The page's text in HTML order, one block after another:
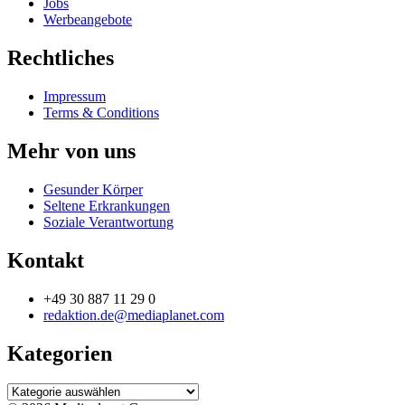
Jobs
Werbeangebote
Rechtliches
Impressum
Terms & Conditions
Mehr von uns
Gesunder Körper
Seltene Erkrankungen
Soziale Verantwortung
Kontakt
+49 30 887 11 29 0
redaktion.de@mediaplanet.com
Kategorien
Kategorien